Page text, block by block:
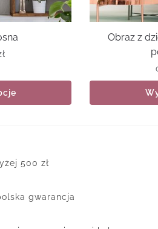
Obraz z
500 zł
gwarancja